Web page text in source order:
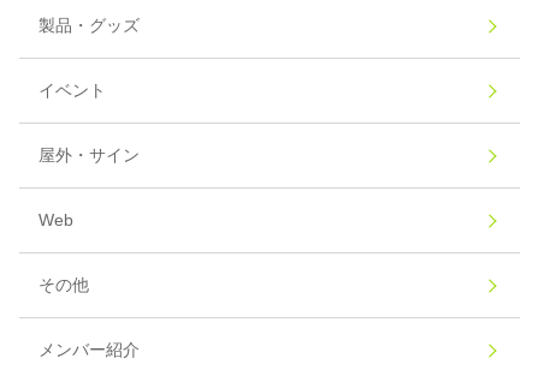
製品・グッズ
イベント
屋外・サイン
Web
その他
メンバー紹介